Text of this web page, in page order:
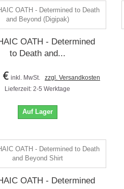
OATH - Determined
to Death and...
€ inkl. MwSt.
zzgl. Versandkosten
Lieferzeit: 2-5 Werktage
Auf Lager
OATH - Determined